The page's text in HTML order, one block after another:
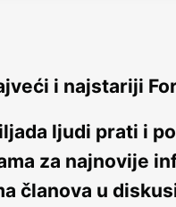
i najstariji
ljudi prati i
za najnovije
članova u